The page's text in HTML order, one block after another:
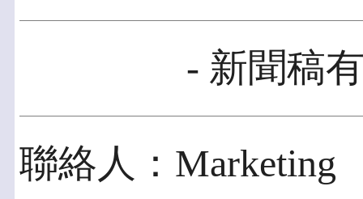
- 新聞稿
聯絡人：Marketing